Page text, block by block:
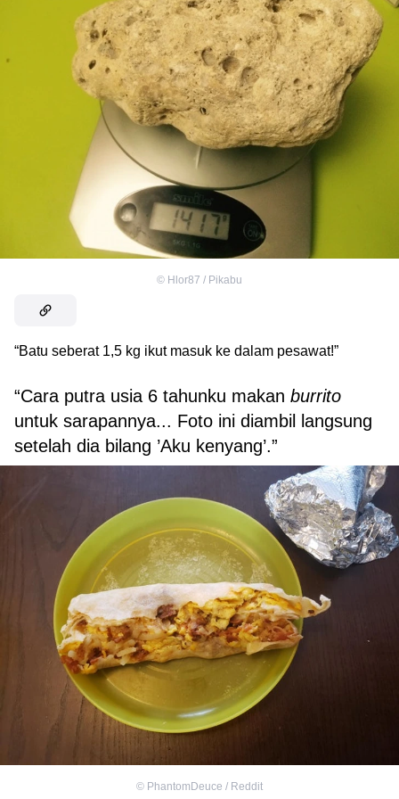
© Hlor87 / Pikabu
“Batu seberat 1,5 kg ikut masuk ke dalam pesawat!”
“Cara putra usia 6 tahunku makan burrito
untuk sarapannya... Foto ini diambil langsung
setelah dia bilang ’Aku kenyang’.”
© PhantomDeuce / Reddit